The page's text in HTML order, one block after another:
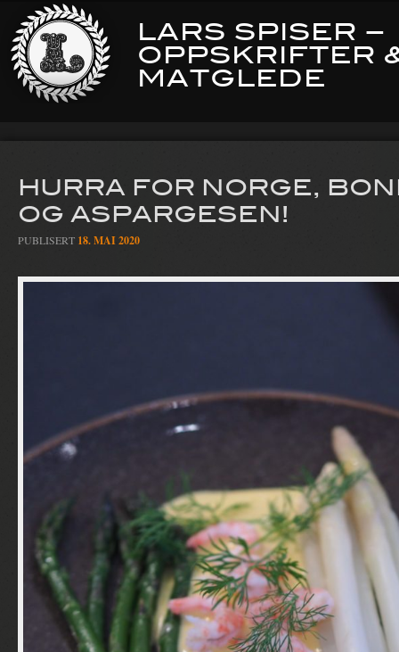
LARS SPISER –
OPPSKRIFTER
MATGLEDE
HURRA FOR NORGE,
OG ASPARGESEN!
PUBLISERT 18. MAI 2020